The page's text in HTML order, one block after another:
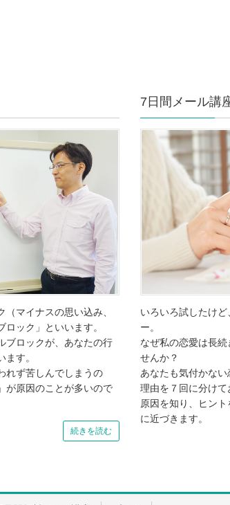
マイナスの思い込み、
ック」といいます。
ブロックが、あなたの行
す。
れず苦しんでしまうの
が原因のことが多いので
続きを読む
7日間メール講
いろいろ試したけ
ー。
なぜ私の恋愛は長
せんか？
あなたも気付かな
理由を７回に分けて
原因を知り、ヒン
に近づきます。